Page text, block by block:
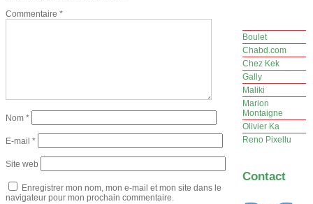
Commentaire *
Nom *
E-mail *
Site web
Enregistrer mon nom, mon e-mail et mon site dans le
navigateur pour mon prochain commentaire.
Boulet
Chabd.com
Chez Kek
Gally
Maliki
Marion
Montaigne
Olivier Ka
Reno Pixellu
Contact